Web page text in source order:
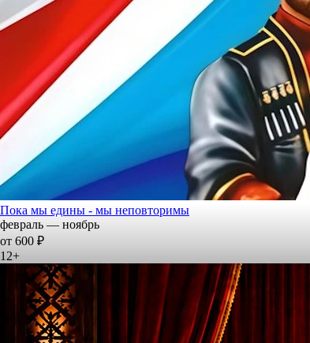
Пока мы едины - мы неповторимы
февраль — ноябрь
от 600 ₽
12+